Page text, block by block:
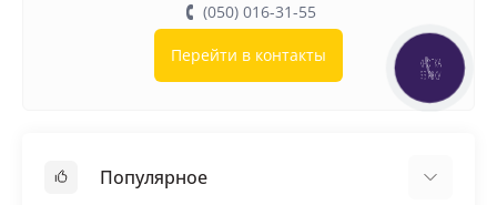
(050) 016-31-55
Перейти в контакты
Популярное
КНОПКА
ЗВ'ЯЗКУ